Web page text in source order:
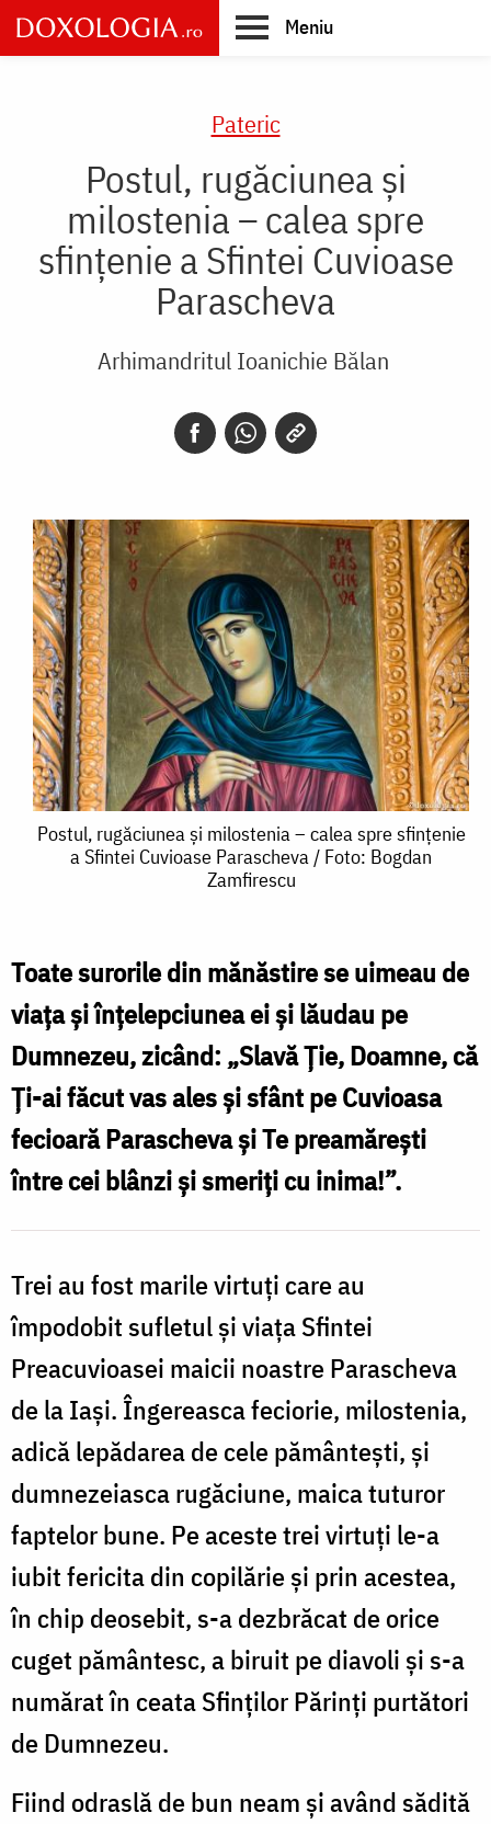
Skip
to
main
Meniu
Pateric
Postul, rugăciunea și
milostenia – calea spre
sfințenie a Sfintei Cuvioase
Parascheva
Arhimandritul Ioanichie Bălan
Postul,
rugăciunea
–
calea
spre
sfințenie
a
Sfintei
/
Foto:
Bogdan
Zamfirescu
Postul, rugăciunea și milostenia – calea spre sfințenie
a Sfintei Cuvioase Parascheva / Foto: Bogdan
Zamfirescu
Toate surorile din mănăstire se uimeau de
viața și înțelepciunea ei și lăudau pe
Dumnezeu, zicând: „Slavă Ție, Doamne, că
Ți-ai făcut vas ales și sfânt pe Cuvioasa
fecioară Parascheva și Te preamărești
între cei blânzi și smeriți cu inima!”.
Trei au fost marile virtuţi care au
împodobit sufletul şi viaţa Sfintei
Preacuvioasei maicii noastre Parascheva
de la Iaşi. Îngereasca feciorie, milostenia,
adică lepădarea de cele pământeşti, şi
dumnezeiasca rugăciune, maica tuturor
faptelor bune. Pe aceste trei virtuţi le-a
iubit fericita din copilărie şi prin acestea,
în chip deosebit, s-a dezbrăcat de orice
cuget pământesc, a biruit pe diavoli şi s-a
numărat în ceata Sfinţilor Părinţi purtători
de Dumnezeu.
Fiind odraslă de bun neam şi având sădită